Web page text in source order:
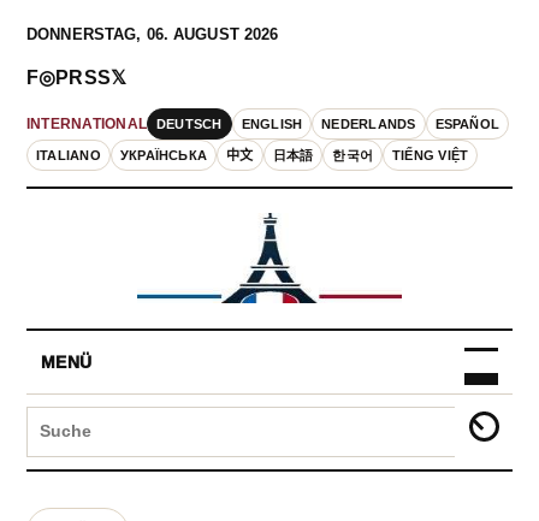
DONNERSTAG, 06. AUGUST 2026
INTERNATIONAL DEUTSCH ENGLISH NEDERLANDS ESPAÑOL
ITALIANO УКРАЇНСЬКА 中文 日本語 한국어 TIẾNG VIỆT
F◎PRSS𝕏
MENÜ